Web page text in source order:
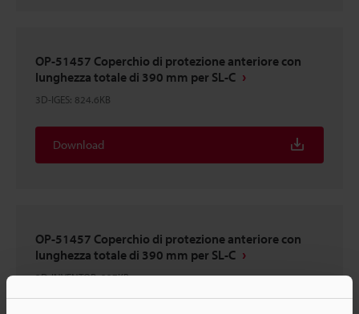
OP-51457 Coperchio di protezione anteriore con
lunghezza totale di 390 mm per SL-C
3D-IGES: 824.6KB
Download
OP-51457 Coperchio di protezione anteriore con
lunghezza totale di 390 mm per SL-C
3D-INVENTOR:337KB